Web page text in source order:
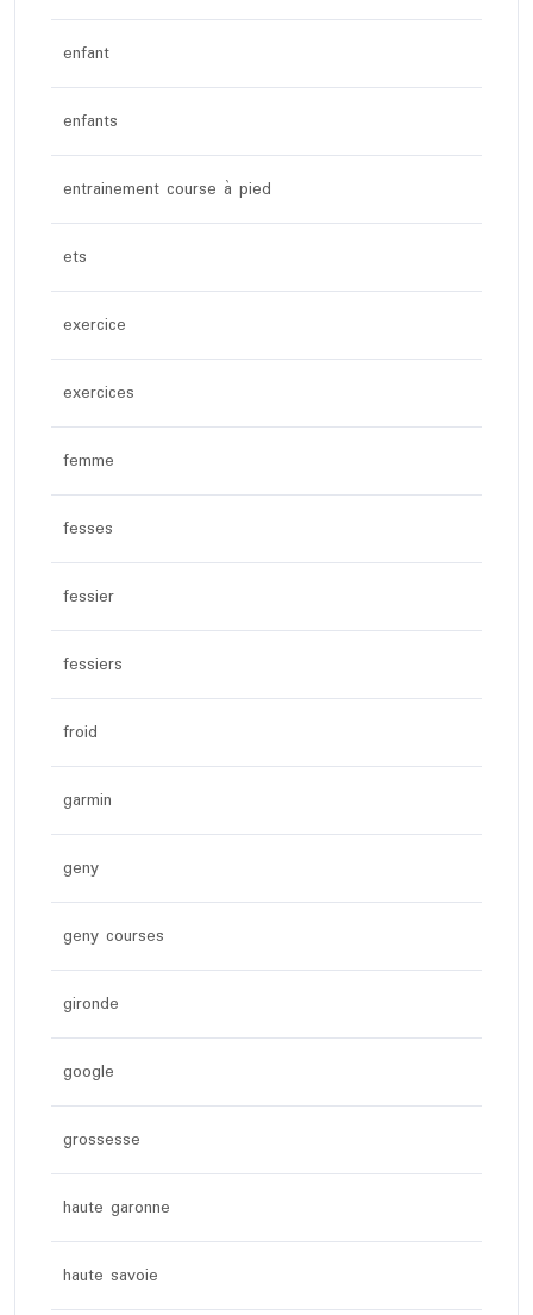
enfant
enfants
entrainement course à pied
ets
exercice
exercices
femme
fesses
fessier
fessiers
froid
garmin
geny
geny courses
gironde
google
grossesse
haute garonne
haute savoie